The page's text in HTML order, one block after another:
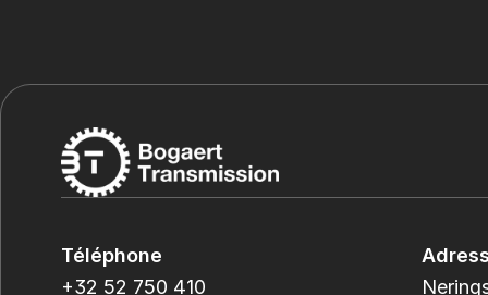
Téléphone
+32 52 750 410